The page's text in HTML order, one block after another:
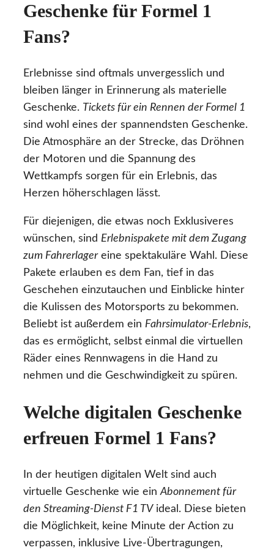
Geschenke für Formel 1
Fans?
Erlebnisse sind oftmals unvergesslich und
bleiben länger in Erinnerung als materielle
Geschenke. Tickets für ein Rennen der Formel 1
sind wohl eines der spannendsten Geschenke.
Die Atmosphäre an der Strecke, das Dröhnen
der Motoren und die Spannung des
Wettkampfs sorgen für ein Erlebnis, das
Herzen höherschlagen lässt.
Für diejenigen, die etwas noch Exklusiveres
wünschen, sind Erlebnispakete mit dem Zugang
zum Fahrerlagereine spektakuläre Wahl. Diese
Pakete erlauben es dem Fan, tief in das
Geschehen einzutauchen und Einblicke hinter
die Kulissen des Motorsports zu bekommen.
Beliebt ist außerdem ein Fahrsimulator-Erlebnis,
das es ermöglicht, selbst einmal die virtuellen
Räder eines Rennwagens in die Hand zu
nehmen und die Geschwindigkeit zu spüren.
Welche digitalen Geschenke
erfreuen Formel 1 Fans?
In der heutigen digitalen Welt sind auch
virtuelle Geschenke wie einAbonnement für
den Streaming-Dienst F1 TVideal. Diese bieten
die Möglichkeit, keine Minute der Action zu
verpassen, inklusive Live-Übertragungen,